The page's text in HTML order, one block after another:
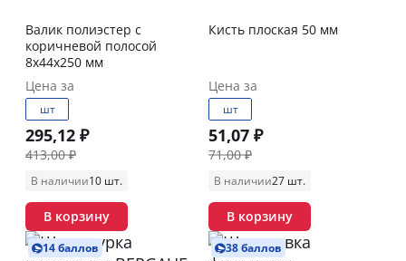
Валик полиэстер с
коричневой полосой
8х44х250 мм
Цена за
шт
295,12 ₽
413,00 ₽
В наличии10 шт.
В корзину
Кисть плоская 50 мм
Цена за
шт
51,07 ₽
71,00 ₽
В наличии27 шт.
В корзину
14 баллов 38 баллов